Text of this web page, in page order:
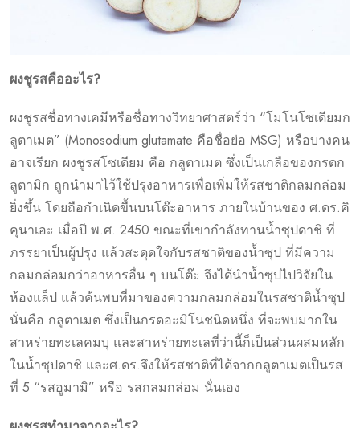
ผงชูรสคืออะไร?
ผงชูรสชื่อทางเคมีหรือชื่อทางวิทยาศาสตร์ว่า “โมโนโซเดียมก
ลูตาเมต” (Monosodium glutamate คือชื่อย่อ MSG) หรือบางคน
อาจเรียก ผงชูรสโซเดียม คือ กลูตาเมต ซึ่งเป็นเกลือของกรดก
ลูตามิก ถูกนำมาไว้ใช้ปรุงอาหารเพื่อเพิ่มให้รสชาติกลมกล่อม
ยิ่งขึ้น โดยถือกำเนิดขื้นบนโต๊ะอาหาร ภายในบ้านของ ศ.ดร.คิ
คุนาเอะ เมื่อปี พ.ศ. 2450 ขณะที่เขากำลังทานน้ำซุปดาชิ ที่
ภรรยาเป็นผู้ปรุง แล้วสะดุดใจกับรสชาติของน้ำซุป ที่มีความ
กลมกล่อมกว่าอาหารอื่น ๆ บนโต๊ะ จึงได้นำน้ำซุปไปวิจัยใน
ห้องแล็ป แล้วค้นพบที่มาของความกลมกล่อมในรสชาติน้ำซุป
นั่นคือ กลูตาเมต ซึ่งเป็นกรดอะมิโนชนิดหนึ่ง ที่จะพบมากใน
สาหร่ายทะเลคมบุ และสาหร่ายทะเลที่ว่านี้ก็เป็นส่วนผสมหลัก
ในน้ำซุปดาชิ และศ.ดร.จึงให้รสชาติที่ได้จากกลูตาเมตเป็นรส
ที่ 5 “รสอูมามิ” หรือ รสกลมกล่อม นั่นเอง